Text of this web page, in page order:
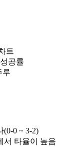
트
공률
루
0 ~ 3-2)
서 타율이 높음